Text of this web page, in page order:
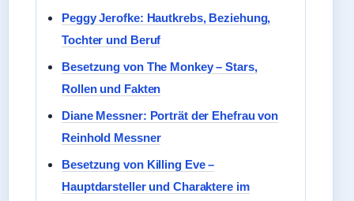
Peggy Jerofke: Hautkrebs, Beziehung,
Tochter und Beruf
Besetzung von The Monkey – Stars,
Rollen und Fakten
Diane Messner: Porträt der Ehefrau von
Reinhold Messner
Besetzung von Killing Eve –
Hauptdarsteller und Charaktere im